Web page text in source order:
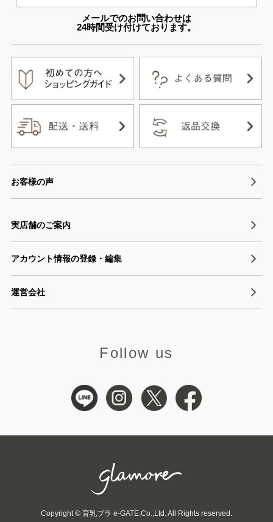
メールでのお問い合わせは
24時間受け付けております。
お客様の声
実店舗のご案内
アカウント情報の登録・編集
運営会社
Follow us
Copyright © 育乳ブラ e-GATE.Co.,Ltd. All Rights reserved.